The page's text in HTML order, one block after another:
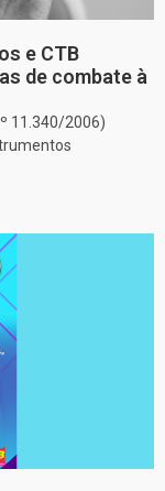
e CTB
de combate à
11.340/2006)